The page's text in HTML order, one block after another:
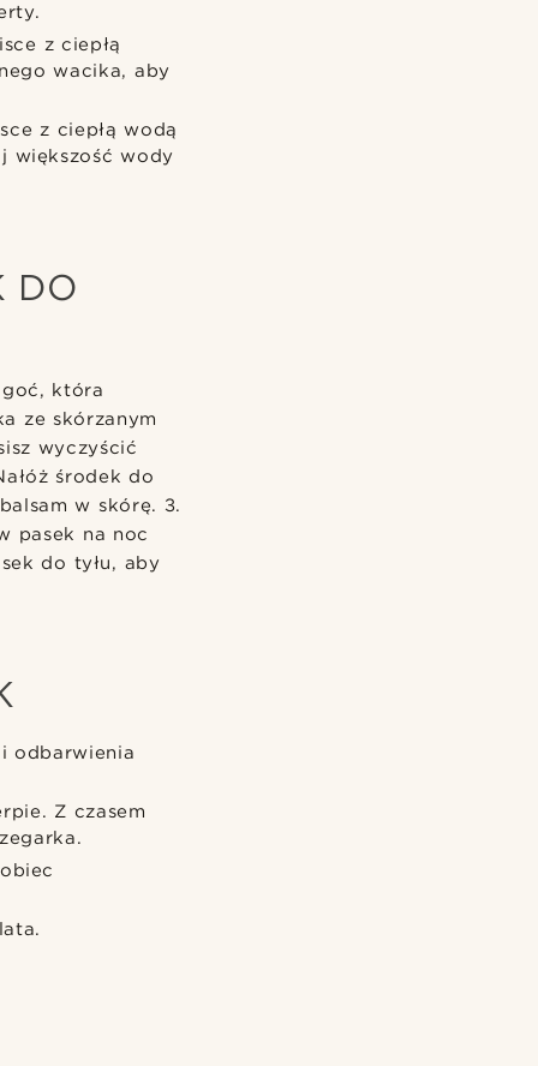
z ciepłą
wacika, aby
z ciepłą wodą
większość wody
DO
która
ze skórzanym
wyczyścić
środek do
w skórę. 3.
pasek na noc
do tyłu, aby
odbarwienia
Z czasem